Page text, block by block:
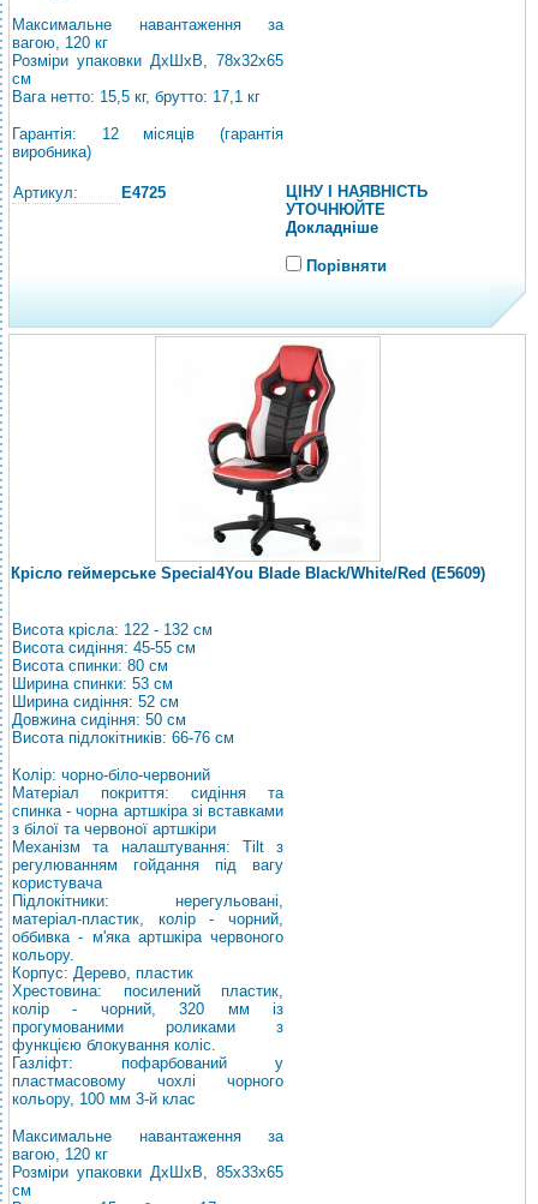
Максимальне навантаження за
вагою, 120 кг
Розміри упаковки ДхШхВ, 78х32х65
см
Вага нетто: 15,5 кг, брутто: 17,1 кг
Гарантія: 12 місяців (гарантія
виробника)
Артикул: E4725
ЦІНУ І НАЯВНІСТЬ
УТОЧНЮЙТЕ
Докладніше
Порівняти
Крісло геймерське Special4You Blade Black/White/Red (E5609)
Висота крісла: 122 - 132 см
Висота сидіння: 45-55 см
Висота спинки: 80 см
Ширина спинки: 53 см
Ширина сидіння: 52 см
Довжина сидіння: 50 см
Висота підлокітників: 66-76 см
Колір: чорно-біло-червоний
Матеріал покриття: сидіння та
спинка - чорна артшкіра зі вставками
з білої та червоної артшкіри
Механізм та налаштування: Tilt з
регулюванням гойдання під вагу
користувача
Підлокітники: нерегульовані,
матеріал-пластик, колір - чорний,
оббивка - м'яка артшкіра червоного
кольору.
Корпус: Дерево, пластик
Хрестовина: посилений пластик,
колір - чорний, 320 мм із
прогумованими роликами з
функцією блокування коліс.
Газліфт: пофарбований у
пластмасовому чохлі чорного
кольору, 100 мм 3-й клас
Максимальне навантаження за
вагою, 120 кг
Розміри упаковки ДхШхВ, 85х33х65
см